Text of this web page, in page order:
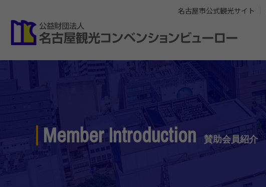
名古屋市公式観光サイト
Member Introduction 賛助会員紹介